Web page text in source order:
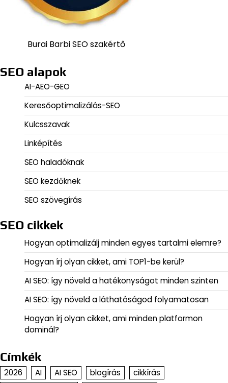
Burai Barbi SEO szakértő
SEO alapok
AI-AEO-GEO
Keresőoptimalizálás-SEO
Kulcsszavak
Linképítés
SEO haladóknak
SEO kezdőknek
SEO szövegírás
SEO cikkek
Hogyan optimalizálj minden egyes tartalmi elemre?
Hogyan írj olyan cikket, ami TOP1-be kerül?
AI SEO: így növeld a hatékonyságot minden szinten
AI SEO: így növeld a láthatóságod folyamatosan
Hogyan írj olyan cikket, ami minden platformon
dominál?
Címkék
2026 AI AI SEO blogírás cikkírás